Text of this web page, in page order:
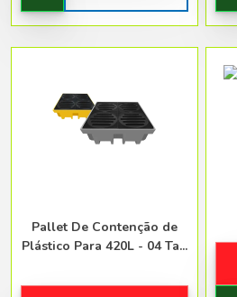
Pallet De Contenção de
Plástico Para 420L - 04 Ta...